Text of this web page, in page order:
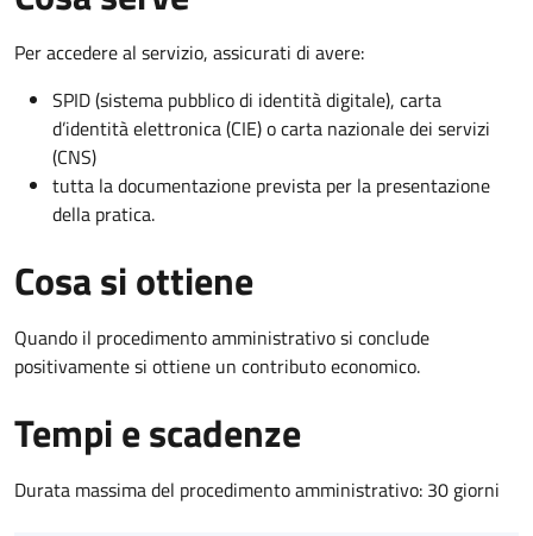
Per accedere al servizio, assicurati di avere:
SPID (sistema pubblico di identità digitale), carta
d’identità elettronica (CIE) o carta nazionale dei servizi
(CNS)
tutta la documentazione prevista per la presentazione
della pratica.
Cosa si ottiene
Quando il procedimento amministrativo si conclude
positivamente si ottiene un contributo economico.
Tempi e scadenze
Durata massima del procedimento amministrativo: 30 giorni